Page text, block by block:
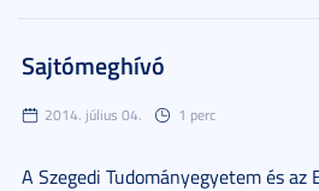
Sajtómeghívó
2014. július 04. 1 perc
A Szegedi Tudományegyetem és